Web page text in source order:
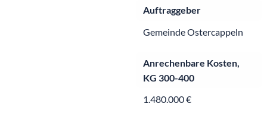
Auftraggeber
Gemeinde Ostercappeln
Anrechenbare Kosten,
KG 300-400
1.480.000 €